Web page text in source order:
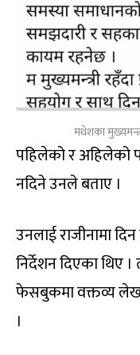
मधेशका
पहिलेको र अहिलेको
नदिने उनले बताए ।
उनलाई राजीनामा
निर्देशन दिएका थिए
फेसबुकमा वक्तव्य
।